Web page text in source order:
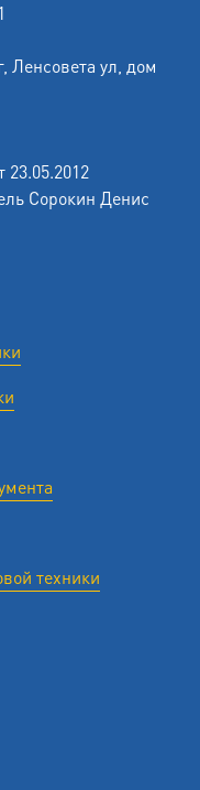
Ленсовета ул, дом
23.05.2012
Сорокин Денис
техники